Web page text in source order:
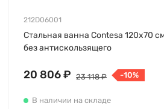
212D06001
Стальная ванна Contesa 120х70
без антискользящего
20 806 ₽ 23 118 ₽ -10%
В наличии на складе